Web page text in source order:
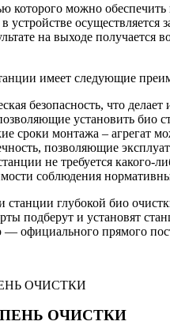
которого можно
устройстве осуществляется
на выходе
имеет следующие
безопасность, что
установить био
сроки монтажа – агрегат
позволяющие
не требуется какого-
соблюдения
глубокой био
подберут и установят
официального прямого
ОЧИСТКИ